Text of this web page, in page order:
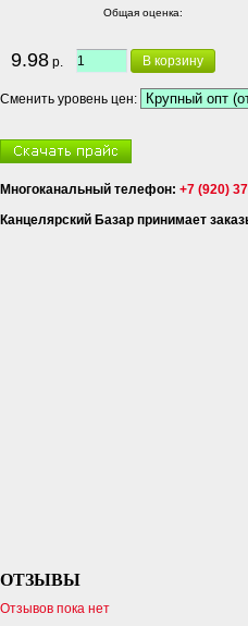
Общая оценка:
9.98 р. В корзину
Сменить уровень цен:
Многоканальный телефон: +7 (920)
Канцелярский Базар принимает
ОТЗЫВЫ
Отзывов пока нет